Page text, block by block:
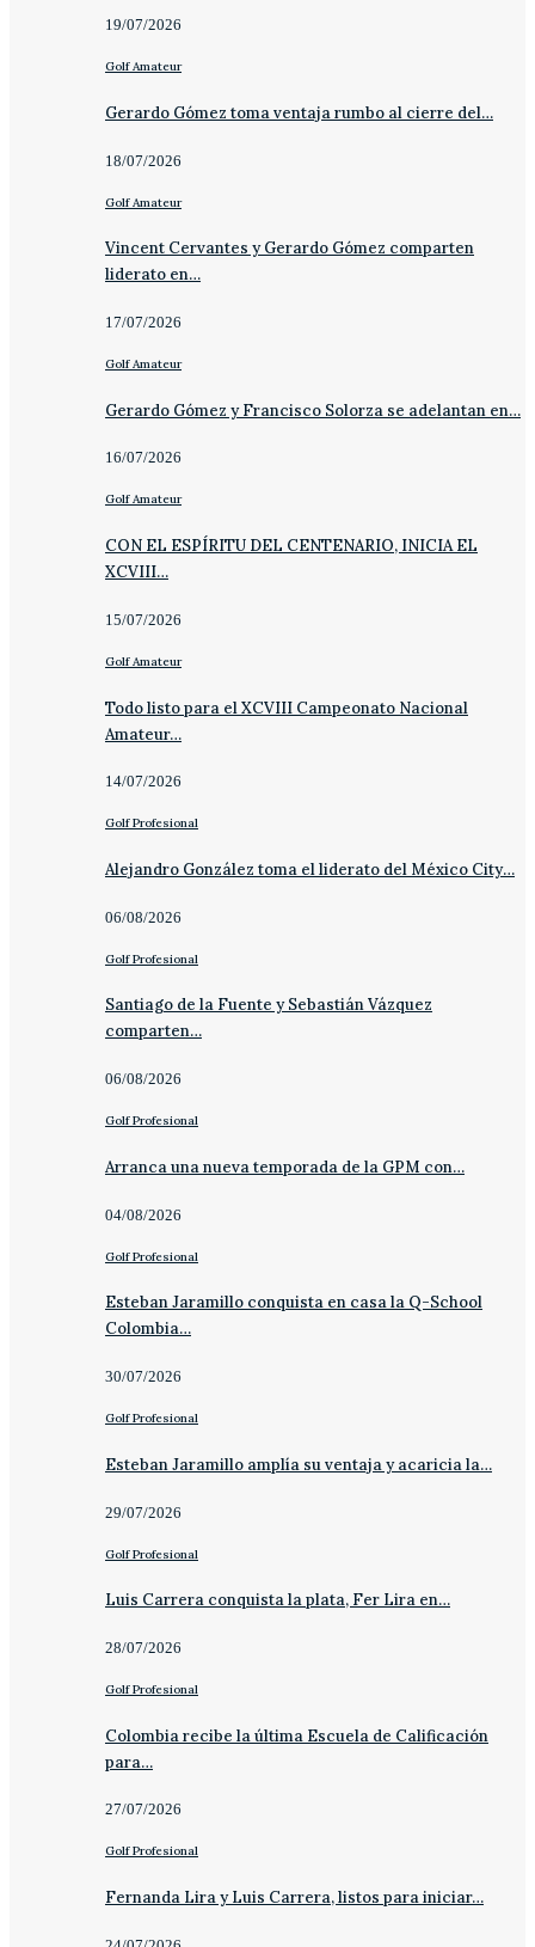
19/07/2026
Golf Amateur
Gerardo Gómez toma ventaja rumbo al cierre del…
18/07/2026
Golf Amateur
Vincent Cervantes y Gerardo Gómez comparten
liderato en…
17/07/2026
Golf Amateur
Gerardo Gómez y Francisco Solorza se adelantan en…
16/07/2026
Golf Amateur
CON EL ESPÍRITU DEL CENTENARIO, INICIA EL
XCVIII…
15/07/2026
Golf Amateur
Todo listo para el XCVIII Campeonato Nacional
Amateur…
14/07/2026
Golf Profesional
Alejandro González toma el liderato del México City…
06/08/2026
Golf Profesional
Santiago de la Fuente y Sebastián Vázquez
comparten…
06/08/2026
Golf Profesional
Arranca una nueva temporada de la GPM con…
04/08/2026
Golf Profesional
Esteban Jaramillo conquista en casa la Q-School
Colombia…
30/07/2026
Golf Profesional
Esteban Jaramillo amplía su ventaja y acaricia la…
29/07/2026
Golf Profesional
Luis Carrera conquista la plata, Fer Lira en…
28/07/2026
Golf Profesional
Colombia recibe la última Escuela de Calificación
para…
27/07/2026
Golf Profesional
Fernanda Lira y Luis Carrera, listos para iniciar…